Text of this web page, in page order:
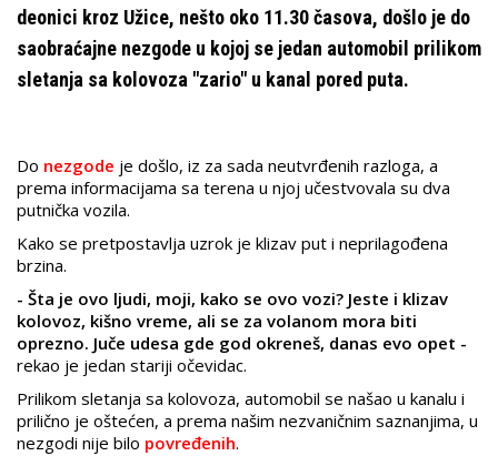
deonici kroz Užice, nešto oko 11.30 časova, došlo je do
saobraćajne nezgode u kojoj se jedan automobil prilikom
sletanja sa kolovoza "zario" u kanal pored puta.
Do nezgode je došlo, iz za sada neutvrđenih razloga, a
prema informacijama sa terena u njoj učestvovala su dva
putnička vozila.
Kako se pretpostavlja uzrok je klizav put i neprilagođena
brzina.
- Šta je ovo ljudi, moji, kako se ovo vozi? Jeste i klizav
kolovoz, kišno vreme, ali se za volanom mora biti
oprezno. Juče udesa gde god okreneš, danas evo opet -
rekao je jedan stariji očevidac.
Prilikom sletanja sa kolovoza, automobil se našao u kanalu i
prilično je oštećen, a prema našim nezvaničnim saznanjima, u
nezgodi nije bilo povređenih.